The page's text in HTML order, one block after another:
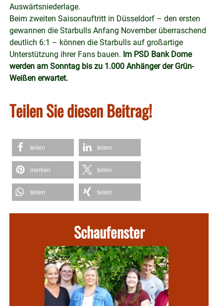
Auswärtsniederlage.
Beim zweiten Saisonauftritt in Düsseldorf – den ersten
gewannen die Starbulls Anfang November überraschend
deutlich 6:1 – können die Starbulls auf großartige
Unterstützung ihrer Fans bauen. Im PSD Bank Dome
werden am Sonntag bis zu 1.000 Anhänger der Grün-
Weißen erwartet.
Teilen Sie diesen Beitrag!
teilen teilen
merken teilen
teilen teilen
Schaufenster